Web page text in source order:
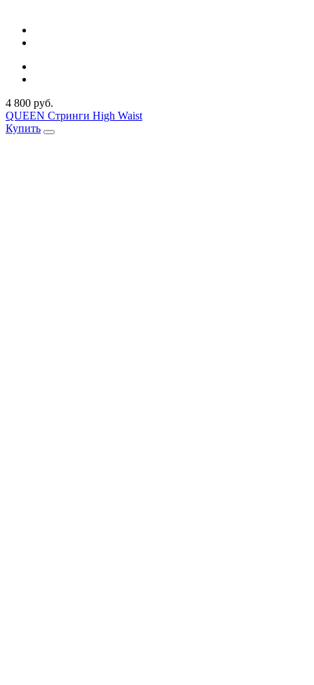
4 800 руб.
QUEEN Стринги High Waist
Купить